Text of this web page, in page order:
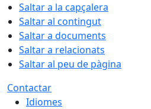
Saltar a la capçalera
Saltar al contingut
Saltar a documents
Saltar a relacionats
Saltar al peu de pàgina
Contactar
Idiomes